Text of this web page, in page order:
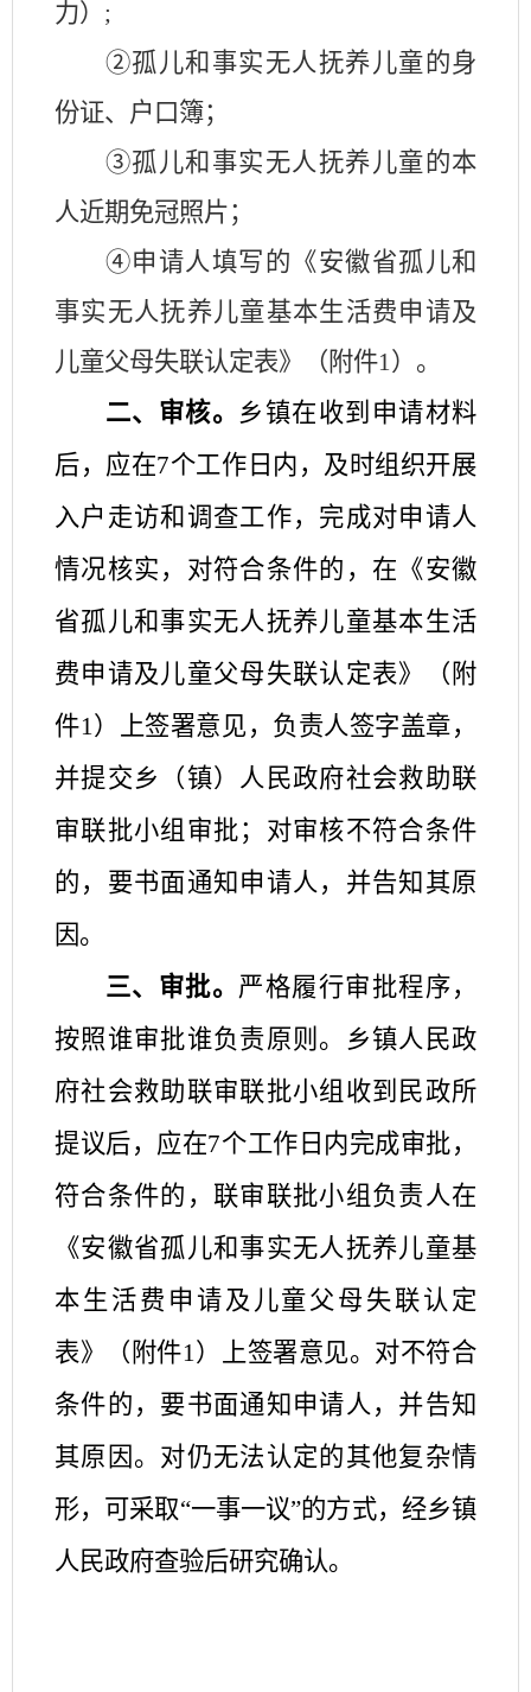
力） ;
②孤儿和事实无人抚养儿童的身
份证、户口簿；
③孤儿和事实无人抚养儿童的本
人近期免冠照片；
④申请人填写的《安徽省孤儿和
事实无人抚养儿童基本生活费申请及
儿童父母失联认定表》（附件1）。
二、审核。 乡镇在收到申请材料
后，应在7个工作日内，及时组织开展
入户走访和调查工作，完成对申请人
情况核实，对符合条件的，在《安徽
省孤儿和事实无人抚养儿童基本生活
费申请及儿童父母失联认定表》（附
件1）上签署意见，负责人签字盖章，
并提交乡（镇）人民政府社会救助联
审联批小组审批；对审核不符合条件
的，要书面通知申请人，并告知其原
因。
三、审批。 严格履行审批程序，
按照谁审批谁负责原则。乡镇人民政
府社会救助联审联批小组收到民政所
提议后，应在7个工作日内完成审批，
符合条件的，联审联批小组负责人在
《安徽省孤儿和事实无人抚养儿童基
本生活费申请及儿童父母失联认定
表》（附件1）上签署意见。对不符合
条件的，要书面通知申请人，并告知
其原因。对仍无法认定的其他复杂情
形，可采取“一事一议”的方式，经乡镇
人民政府查验后研究确认。